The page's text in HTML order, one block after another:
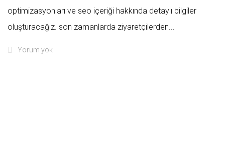
optimizasyonları ve seo içeriği hakkında detaylı bilgiler
oluşturacağız. son zamanlarda ziyaretçilerden...
Yorum yok